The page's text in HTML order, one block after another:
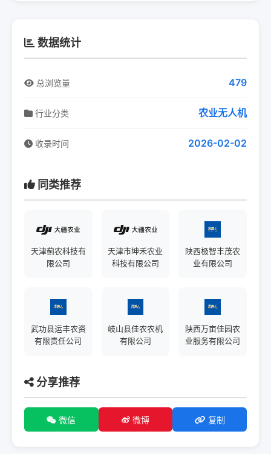
数据统计
总浏览量 479
行业分类 农业无人机
收录时间 2026-02-02
同类推荐
天津蓟农科技有
限公司
天津市坤禾农业
科技有限公司
陕西极智丰茂农
业有限公司
武功县运丰农资
有限责任公司
岐山县佳农农机
有限公司
陕西万亩佳园农
业服务有限公司
分享推荐
微信 微博 复制